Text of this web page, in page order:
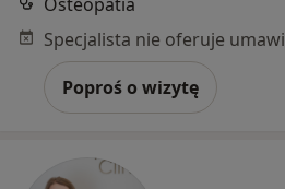
Poproś o wizytę